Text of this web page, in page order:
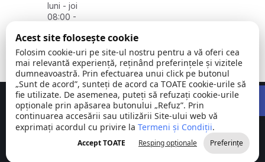
luni - joi
08:00 -
vineri
08:00 -
14:00
Comuna
Stejaru |
județul Tulcea
©
2026
Toate
drepturile
rezervate
Concept realizat deBig Media Relații Publice SRL
Acest site folosește cookie
Folosim cookie-uri pe site-ul nostru pentru a vă oferi cea
mai relevantă experiență, reținând preferințele și vizitele
dumneavoastră. Prin efectuarea unui click pe butonul
„Sunt de acord”, sunteți de acord ca TOATE cookie-urile să
fie utilizate. De asemenea, puteți să refuzați cookie-urile
opționale prin apăsarea butonului „Refuz”. Prin
continuarea accesării sau utilizării Site-ului web vă
exprimați acordul cu privire la Termeni și Condiții.
Accept TOATE Resping opționale Preferințe